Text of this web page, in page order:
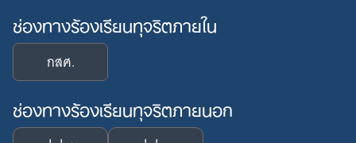
ช่องทางร้องเรียนทุจริตภายใน
กสศ.
ช่องทางร้องเรียนทุจริตภายนอก